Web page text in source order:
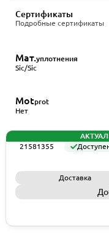
Сертификаты
Подробные сертификаты
Мат.уплотнения
Sic/Sic
Motprot
Нет
21581355
Доставка